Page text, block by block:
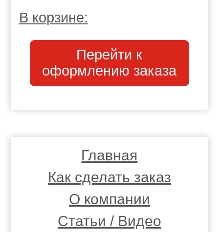
В корзине:
Перейти к
оформлению заказа
Главная
Как сделать заказ
О компании
Статьи / Видео